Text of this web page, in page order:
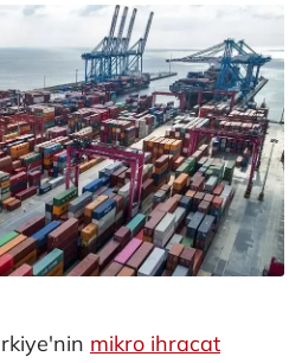
mikro ihracat